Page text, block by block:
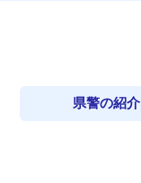
県警の紹介